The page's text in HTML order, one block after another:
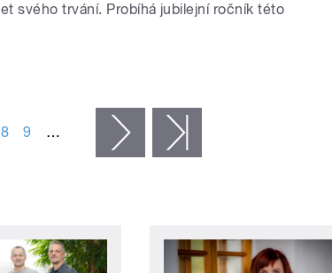
svého trvání. Probíhá jubilejní ročník této
8 9 … následující ›